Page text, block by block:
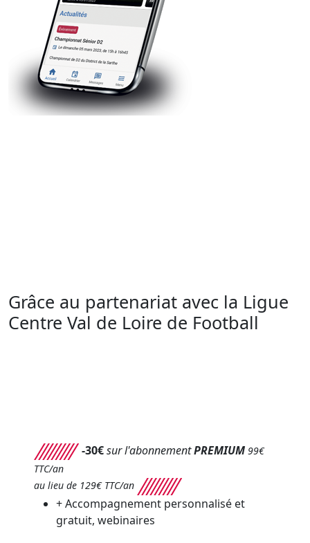
Grâce au partenariat avec la Ligue
Centre Val de Loire de Football
-30€sur l'abonnementPREMIUM 99€
TTC/an
au lieu de 129€ TTC/an
+Accompagnement personnalisé et
gratuit, webinaires